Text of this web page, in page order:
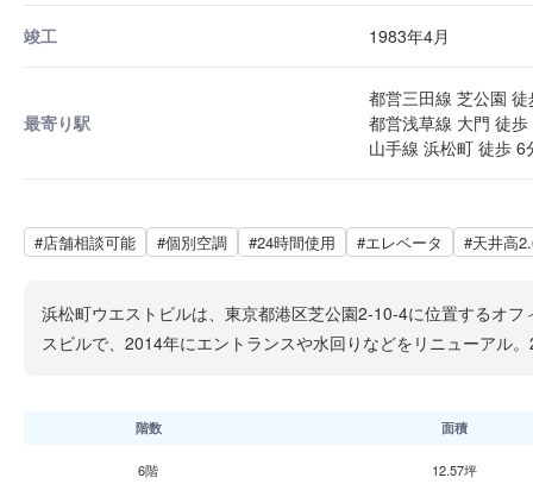
竣工 1983年4月
最寄り駅
都営三田線 芝公園
都営浅草線 大門 徒歩
山手線 浜松町 徒歩 6
#店舗相談可能 #個別空調 #24時間使用 #エレベータ #天井高
浜松町ウエストビルは、東京都港区芝公園2-10-4に位置するオ
スビルで、2014年にエントランスや水回りなどをリニューアル
階数 面積
6階 12.57坪